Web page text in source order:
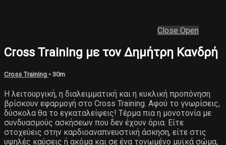
Close Open
Cross Training με τον Δημήτρη Κανδρή
Cross Training • 30m
Η λειτουργική, η διαλειμματική και η κυκλική προπόνηση
βρίσκουν εφαρμογή στο Cross Training. Αφού το γνωρίσεις,
δύσκολα θα το εγκαταλείψεις! Τέρμα πια η μονοτονία με
συνδυασμούς ασκήσεων που δεν έχουν όρια. Είτε
στοχεύεις στην καρδιοαναπνευστική άσκηση, είτε στις
υψηλές καύσεις ή ακόμα και σε ένα τονωμένο μυϊκά σώμα,